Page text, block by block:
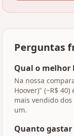
Perguntas
Qual o melhor
Na nossa
Hoover)" (~R$
mais vendido
um.
Quanto gastar